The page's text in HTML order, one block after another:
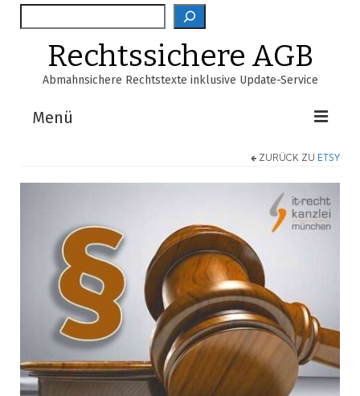
Suche
Rechtssichere AGB
Abmahnsichere Rechtstexte inklusive Update-Service
Menü
EasyScan
Über Uns
Warenkorb
ZURÜCK ZU ETSY